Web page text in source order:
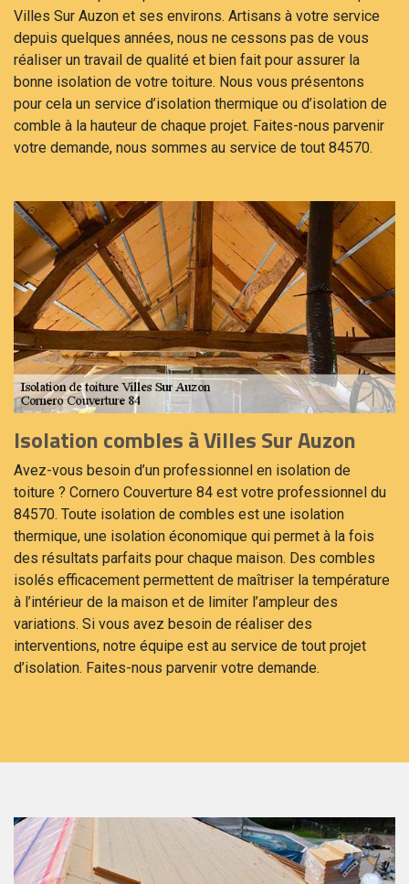
Villes Sur Auzon et ses environs. Artisans à votre service
depuis quelques années, nous ne cessons pas de vous
réaliser un travail de qualité et bien fait pour assurer la
bonne isolation de votre toiture. Nous vous présentons
pour cela un service d’isolation thermique ou d’isolation de
comble à la hauteur de chaque projet. Faites-nous parvenir
votre demande, nous sommes au service de tout 84570.
Isolation combles à Villes Sur Auzon
Avez-vous besoin d’un professionnel en isolation de
toiture ? Cornero Couverture 84 est votre professionnel du
84570. Toute isolation de combles est une isolation
thermique, une isolation économique qui permet à la fois
des résultats parfaits pour chaque maison. Des combles
isolés efficacement permettent de maîtriser la température
à l’intérieur de la maison et de limiter l’ampleur des
variations. Si vous avez besoin de réaliser des
interventions, notre équipe est au service de tout projet
d’isolation. Faites-nous parvenir votre demande.